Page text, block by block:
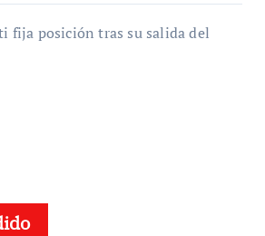
fija posición tras su salida del